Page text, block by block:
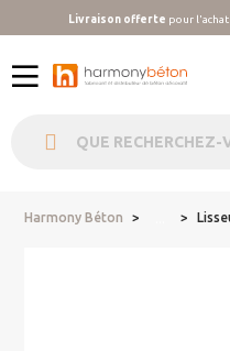
Livraison offerte pour
Harmony Béton